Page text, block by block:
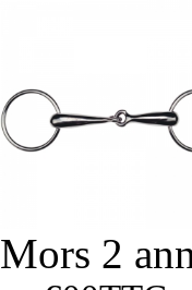
Mors 2